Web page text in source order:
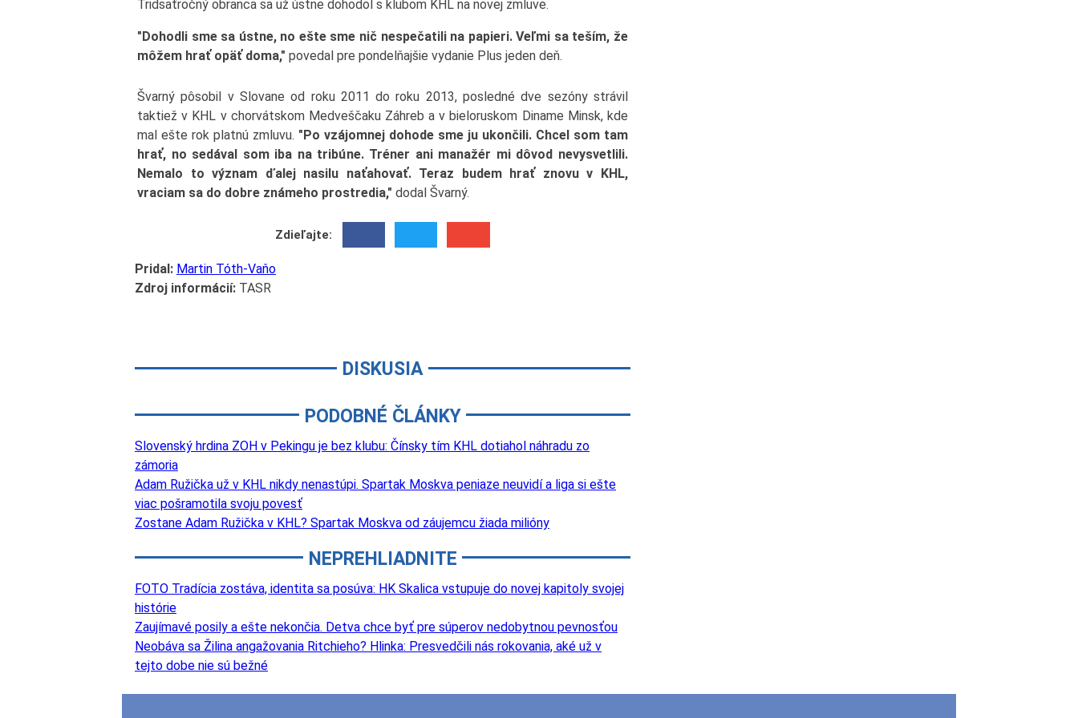
Tridsaťročný obranca sa už ústne dohodol s klubom KHL na novej zmluve.
"Dohodli sme sa ústne, no ešte sme nič nespečatili na papieri. Veľmi sa teším, že
môžem hrať opäť doma," povedal pre pondelňajšie vydanie Plus jeden deň.
Švarný pôsobil v Slovane od roku 2011 do roku 2013, posledné dve sezóny strávil
taktiež v KHL v chorvátskom Medveščaku Záhreb a v bieloruskom Diname Minsk, kde
mal ešte rok platnú zmluvu. "Po vzájomnej dohode sme ju ukončili. Chcel som tam
hrať, no sedával som iba na tribúne. Tréner ani manažér mi dôvod nevysvetlili.
Nemalo to význam ďalej nasilu naťahovať. Teraz budem hrať znovu v KHL,
vraciam sa do dobre známeho prostredia," dodal Švarný.
Zdieľajte:
Pridal: Martin Tóth-Vaňo
Zdroj informácií: TASR
DISKUSIA
PODOBNÉ ČLÁNKY
Slovenský hrdina ZOH v Pekingu je bez klubu: Čínsky tím KHL dotiahol náhradu zo
zámoria
Adam Ružička už v KHL nikdy nenastúpi. Spartak Moskva peniaze neuvidí a liga si ešte
viac pošramotila svoju povesť
Zostane Adam Ružička v KHL? Spartak Moskva od záujemcu žiada milióny
NEPREHLIADNITE
FOTO Tradícia zostáva, identita sa posúva: HK Skalica vstupuje do novej kapitoly svojej
histórie
Zaujímavé posily a ešte nekončia. Detva chce byť pre súperov nedobytnou pevnosťou
Neobáva sa Žilina angažovania Ritchieho? Hlinka: Presvedčili nás rokovania, aké už v
tejto dobe nie sú bežné